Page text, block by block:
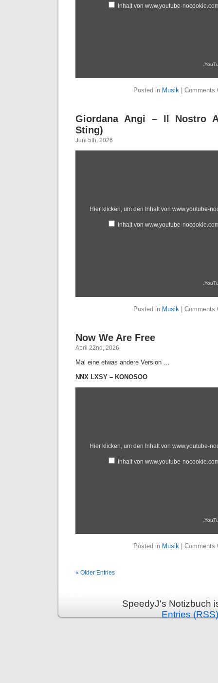
Inhalt von www.youtube-
Posted in Musik Comments
Giordana Angi – Il Nostro
Sting)
Juni 5th, 2026
Hier klicken, um den Inhalt von www.youtube-
Inhalt von www.youtube-
Posted in Musik Comments
Now We Are Free
April 22nd, 2026
Mal eine etwas andere Version …
NNX LXSY – KONOSOO
Hier klicken, um den Inhalt von www.youtube-
Inhalt von www.youtube-
Posted in Musik Comments
« Older Entries
SpeedyJ's Notizbuch
Entries (RSS)